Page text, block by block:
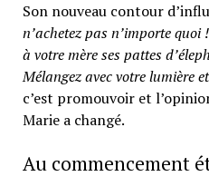
Son nouveau contour
n’achetez pas n’importe
à votre mère ses pattes
Mélangez avec votre lumière
c’est promouvoir et
Marie a changé.
Au commencement